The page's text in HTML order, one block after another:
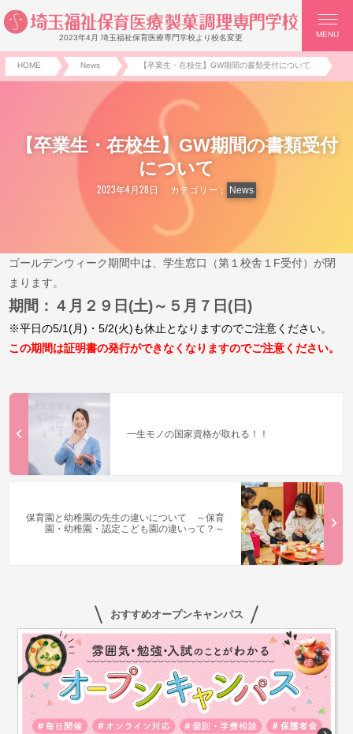
2023年4月 埼玉福祉保育医療専門学校より校名変更 MENU
HOME News 【卒業生・在校生】GW期間の書類受付について
【卒業生・在校生】GW期間の書類受付
について
2023年4月28日 カテゴリー： News
ゴールデンウィーク期間中は、学生窓口（第１校舎１F受付）が閉
まります。
期間：４月２９日(土)～５月７日(日)
※平日の5/1(月)・5/2(火)も休止となりますのでご注意ください。
この期間は証明書の発行ができなくなりますのでご注意ください。
一生モノの国家資格が取れる！！
保育園と幼稚園の先⽣の違いについて ～保育
園・幼稚園・認定こども園の違いって？～
おすすめオープンキャンパス